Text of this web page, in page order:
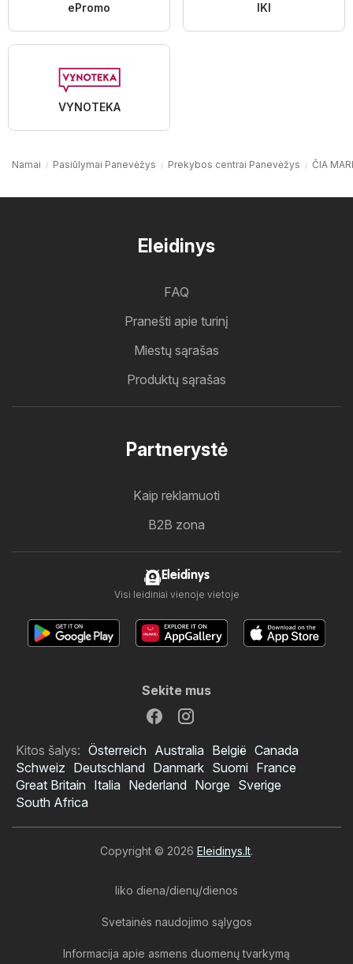
ePromo IKI
VYNOTEKA
Namai Pasiūlymai Panevėžys Prekybos centrai Panevėžys ČIA
Eleidinys
FAQ
Pranešti apie turinį
Miestų sąrašas
Produktų sąrašas
Partnerystė
Kaip reklamuoti
B2B zona
Eleidinys
Visi leidiniai vienoje vietoje
Sekite mus
Kitos šalys: Österreich Australia België Canada
Schweiz Deutschland Danmark Suomi France
Great Britain Italia Nederland Norge Sverige
South Africa
Copyright © 2026 Eleidinys.lt.
liko diena/dienų/dienos
Svetainės naudojimo sąlygos
Informacija apie asmens duomenų tvarkymą